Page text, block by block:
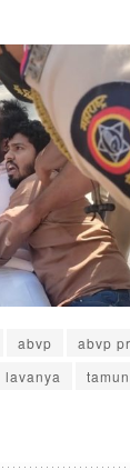
abvp
abvp
lavanya